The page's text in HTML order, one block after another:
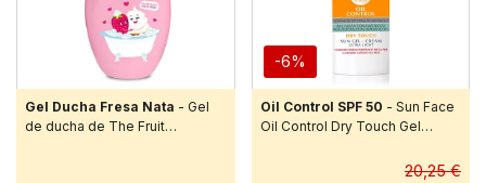
Gel Ducha Fresa Nata - Gel
de ducha de The Fruit
-6%
Oil Control SPF 50 - Sun Face
Oil Control Dry Touch Gel
facial solar avanzada para piel
20,25 €